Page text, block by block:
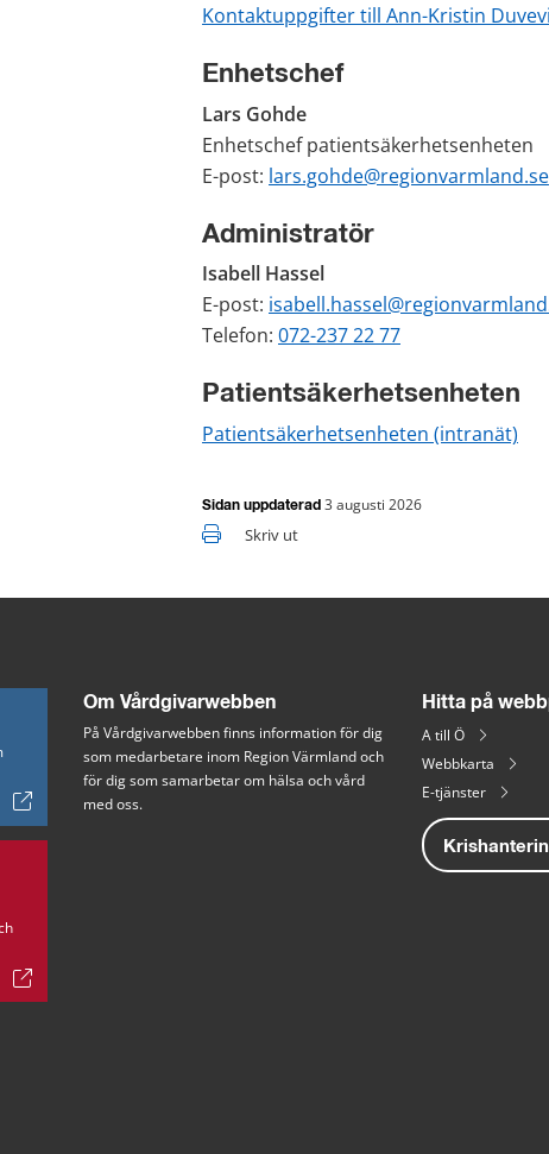
Kontaktuppgifter till Ann-Kristin
Enhetschef
Lars Gohde
Enhetschef patientsäkerhetsenheten
E-post: lars.gohde@regionvarmland.se
Administratör
Isabell Hassel
E-post:
Telefon: 072-237 22 77
Patientsäkerhetsenheten
Patientsäkerhetsenheten (intranät)
Sidan uppdaterad 3 augusti 2026
Skriv ut
Om Vårdgivarwebben
På Vårdgivarwebben finns information för dig
som medarbetare inom Region Värmland och
för dig som samarbetar om hälsa och vård
med oss.
Hitta på
A till Ö
Webbkarta
E-tjänster